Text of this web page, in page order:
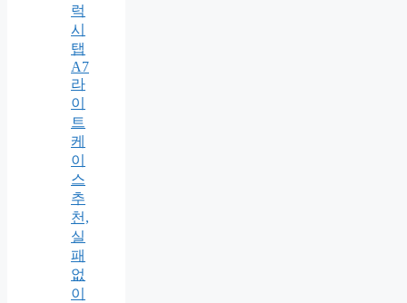
럭
시
탭
A7
라
이
트
케
이
스
추
천,
실
패
없
이